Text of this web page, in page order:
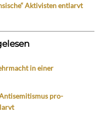
Aktivisten entlarvt
in einer
pro-